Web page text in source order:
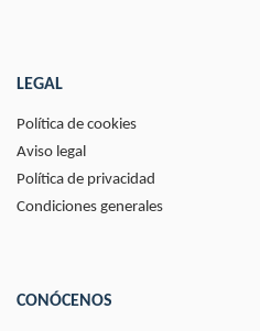
LEGAL
Política de cookies
Aviso legal
Política de privacidad
Condiciones generales
CONÓCENOS